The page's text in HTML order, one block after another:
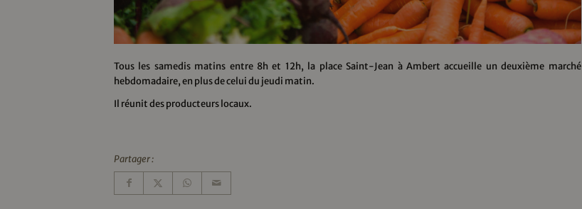
Tous les samedis matins entre 8h et 12h, la place Saint-Jean à Ambert accueille un deuxième marché
hebdomadaire, en plus de celui du jeudi matin.
Il réunit des producteurs locaux.
Partager :